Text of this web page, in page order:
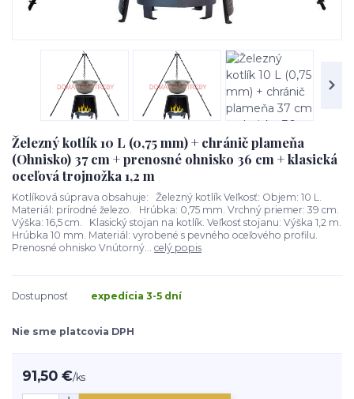
Železný kotlík 10 L (0,75 mm) + chránič plameňa
(Ohnisko) 37 cm + prenosné ohnisko 36 cm + klasická
oceľová trojnožka 1,2 m
Kotlíková súprava obsahuje: Železný kotlík Veľkosť: Objem: 10 L.
Materiál: prírodné železo. Hrúbka: 0,75 mm. Vrchný priemer: 39 cm.
Výška: 16,5 cm. Klasický stojan na kotlík. Veľkosť stojanu: Výška 1,2 m.
Hrúbka 10 mm. Materiál: vyrobené s pevného oceľového profilu.
Prenosné ohnisko Vnútorný... celý popis
Dostupnosť expedícia 3-5 dní
Nie sme platcovia DPH
91,50 €/ks